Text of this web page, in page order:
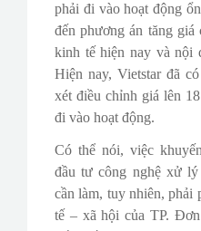
phải đi vào hoạt động
đến phương án tăng
kinh tế hiện nay và nội
Hiện nay, Vietstar đã
xét điều chỉnh giá lên
đi vào hoạt động.
Có thể nói, việc
đầu tư công nghệ xử
cần làm, tuy nhiên, phải
tế – xã hội của TP.